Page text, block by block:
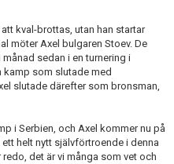
kval-brottas, utan han startar
möter Axel bulgaren Stoev. De
sedan i en turnering i
kamp som slutade med
slutade därefter som bronsman,
i Serbien, och Axel kommer nu på
helt nytt självförtroende i denna
det är vi många som vet och